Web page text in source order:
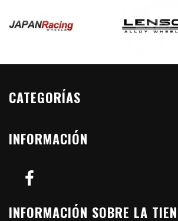
CATEGORÍAS
INFORMACIÓN
INFORMACIÓN SOBRE LA